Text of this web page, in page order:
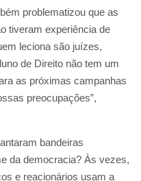
problematizou que as
tiveram experiência de
leciona são juízes,
de Direito não tem um
as próximas campanhas
preocupações”,
bandeiras
da democracia? Às vezes,
e reacionários usam a